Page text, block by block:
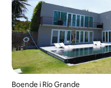
Boende i Río Grande